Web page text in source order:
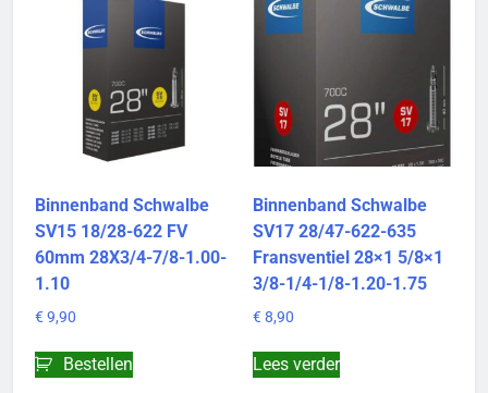
Binnenband Schwalbe
SV15 18/28-622 FV
60mm 28X3/4-7/8-1.00-
1.10
€ 9,90
Bestellen
Binnenband Schwalbe
SV17 28/47-622-635
Fransventiel 28×1 5/8×1
3/8-1/4-1/8-1.20-1.75
€ 8,90
Lees verder